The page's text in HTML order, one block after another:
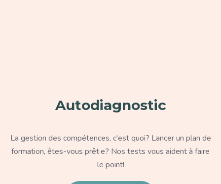
Autodiagnostic
La gestion des compétences, c'est quoi? Lancer un plan de
formation, êtes-vous prêt·e? Nos tests vous aident à faire
le point!